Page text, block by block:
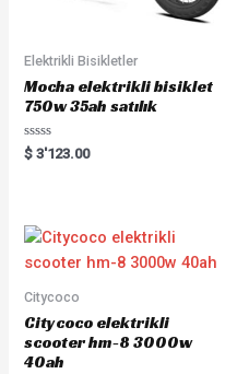
Elektrikli Bisikletler
Mocha elektrikli bisiklet
750w 35ah satılık
Rated
0
$ 3'123.00
Citycoco
Citycoco elektrikli
scooter hm-8 3000w
40ah